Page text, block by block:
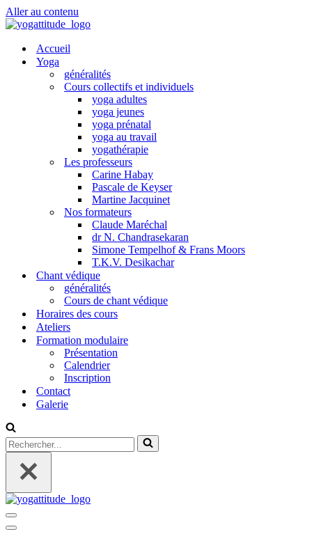
Aller au contenu
Accueil
Yoga
généralités
Cours collectifs et individuels
yoga adultes
yoga jeunes
yoga prénatal
yoga au travail
yogathérapie
Les professeurs
Carine Habay
Pascale de Keyser
Martine Jacquinet
Nos formateurs
Claude Maréchal
dr N. Chandrasekaran
Simone Tempelhof & Frans Moors
T.K.V. Desikachar
Chant védique
généralités
Cours de chant védique
Horaires des cours
Ateliers
Formation modulaire
Présentation
Calendrier
Inscription
Contact
Galerie
Rechercher...
Menu
de
Menu